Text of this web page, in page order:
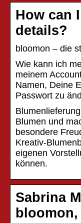
How can
details?
bloomon – die
Wie kann ich
meinem
Namen, Deine
Passwort zu
Blumen und
besondere
Kreativ-
eigenen
können.
Sabrina